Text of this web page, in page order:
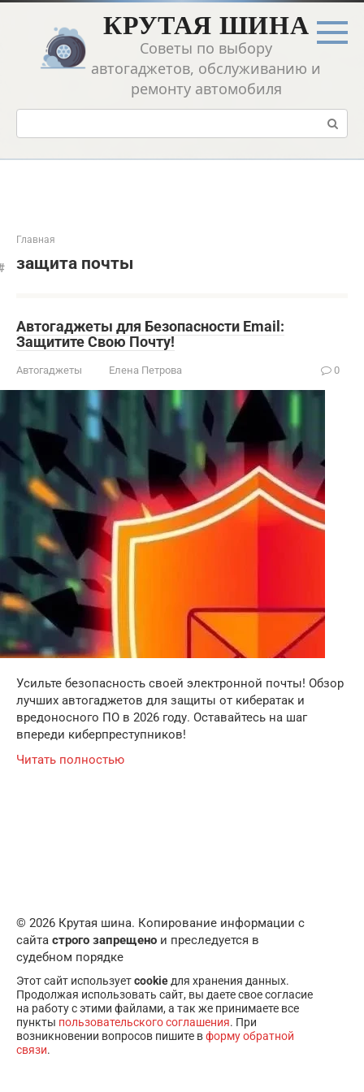
Перейти
контенту
КРУТАЯ ШИНА
Советы по выбору
автогаджетов, обслуживанию и
ремонту автомобиля
Поиск:
Главная
защита почты
Автогаджеты для Безопасности Email:
Защитите Свою Почту!
Автогаджеты Елена Петрова 0
Усильте безопасность своей электронной почты! Обзор
лучших автогаджетов для защиты от кибератак и
вредоносного ПО в 2026 году. Оставайтесь на шаг
впереди киберпреступников!
Читать полностью
© 2026 Крутая шина. Копирование информации с
сайта строго запрещено и преследуется в
судебном порядке
Этот сайт используетcookie для хранения данных.
Продолжая использовать сайт, вы даете свое согласие
на работу с этими файлами, а так же принимаете все
пункты пользовательского соглашения. При
возникновении вопросов пишите вформу обратной
связи.